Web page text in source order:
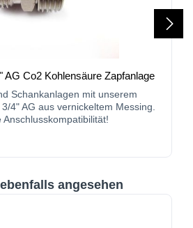
AG Co2 Kohlensäure Zapfanlage
Schankanlagen mit unserem
4" AG aus vernickeltem Messing.
angesehen